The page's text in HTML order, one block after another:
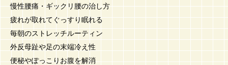
慢性腰痛・ギックリ腰の治し方
疲れが取れてぐっすり眠れる
毎朝のストレッチルーティン
外反母趾や足の末端冷え性
便秘やぽっこりお腹を解消